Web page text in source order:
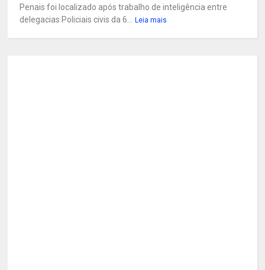
Penais foi localizado após trabalho de inteligência entre
delegacias Policiais civis da 6...
Leia mais